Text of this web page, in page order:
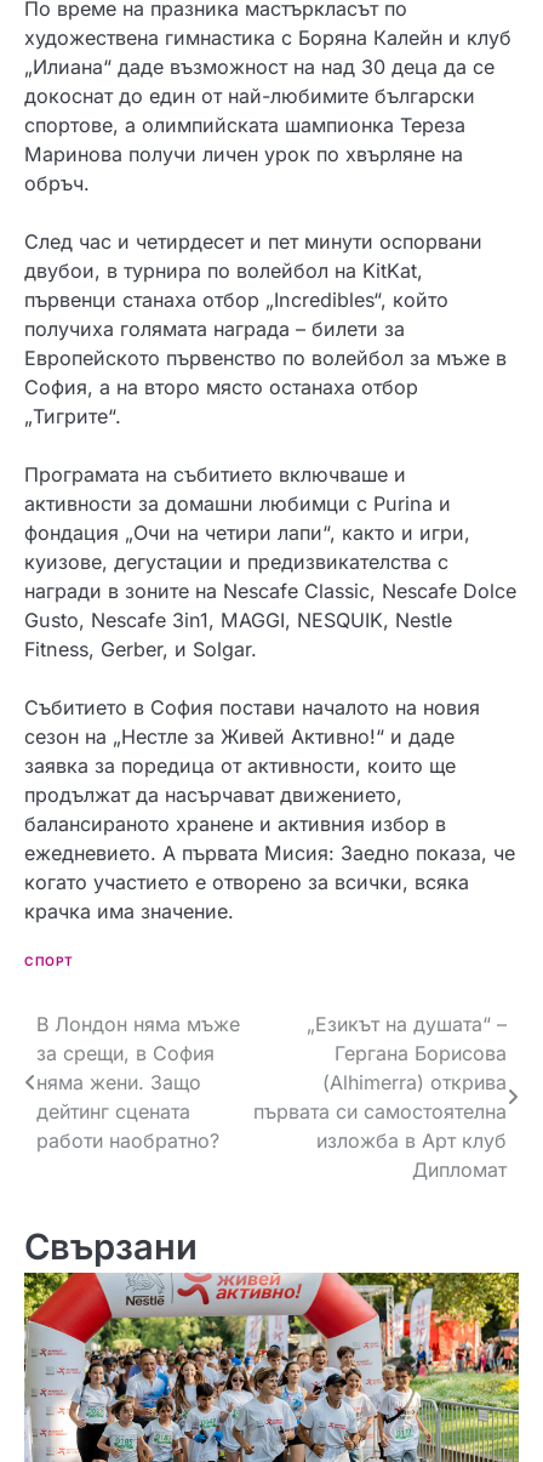
По време на празника мастъркласът по
художествена гимнастика с Боряна Калейн и клуб
„Илиана“ даде възможност на над 30 деца да се
докоснат до един от най-любимите български
спортове, а олимпийската шампионка Тереза
Маринова получи личен урок по хвърляне на
обръч.
След час и четирдесет и пет минути оспорвани
двубои, в турнира по волейбол на KitKat,
първенци станаха отбор „Incredibles“, който
получиха голямата награда – билети за
Европейското първенство по волейбол за мъже в
София, а на второ място останаха отбор
„Тигрите“.
Програмата на събитието включваше и
активности за домашни любимци с Purina и
фондация „Очи на четири лапи“, както и игри,
куизове, дегустации и предизвикателства с
награди в зоните на Nescafe Classic, Nescafe Dolce
Gusto, Nescafe 3in1, MAGGI, NESQUIK, Nestle
Fitness, Gerber, и Solgar.
Събитието в София постави началото на новия
сезон на „Нестле за Живей Активно!“ и даде
заявка за поредица от активности, които ще
продължат да насърчават движението,
балансираното хранене и активния избор в
ежедневието. А първата Мисия: Заедно показа, че
когато участието е отворено за всички, всяка
крачка има значение.
СПОРТ
Навигация
В Лондон няма мъже
за срещи, в София
няма жени. Защо
дейтинг сцената
работи наобратно?
„Езикът на душата“ –
Гергана Борисова
(Alhimerra) открива
първата си самостоятелна
изложба в Арт клуб
Дипломат
Свързани